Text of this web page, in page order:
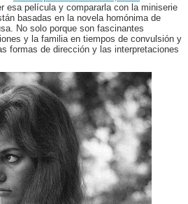
esa película y compararla con la miniserie
basadas en la novela homónima de
No solo porque son fascinantes
y la familia en tiempos de convulsión y
formas de dirección y las interpretaciones